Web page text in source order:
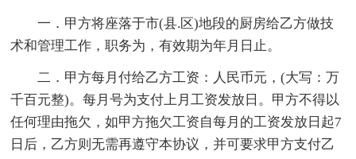
一．甲方将座落于市(县.区)地段的厨房给乙方做技
术和管理工作，职务为，有效期为年月日止。
二．甲方每月付给乙方工资：人民币元，(大写：万
千百元整)。每月号为支付上月工资发放日。甲方不得以
任何理由拖欠，如甲方拖欠工资自每月的工资发放日起7
日后，乙方则无需再遵守本协议，并可要求甲方支付乙